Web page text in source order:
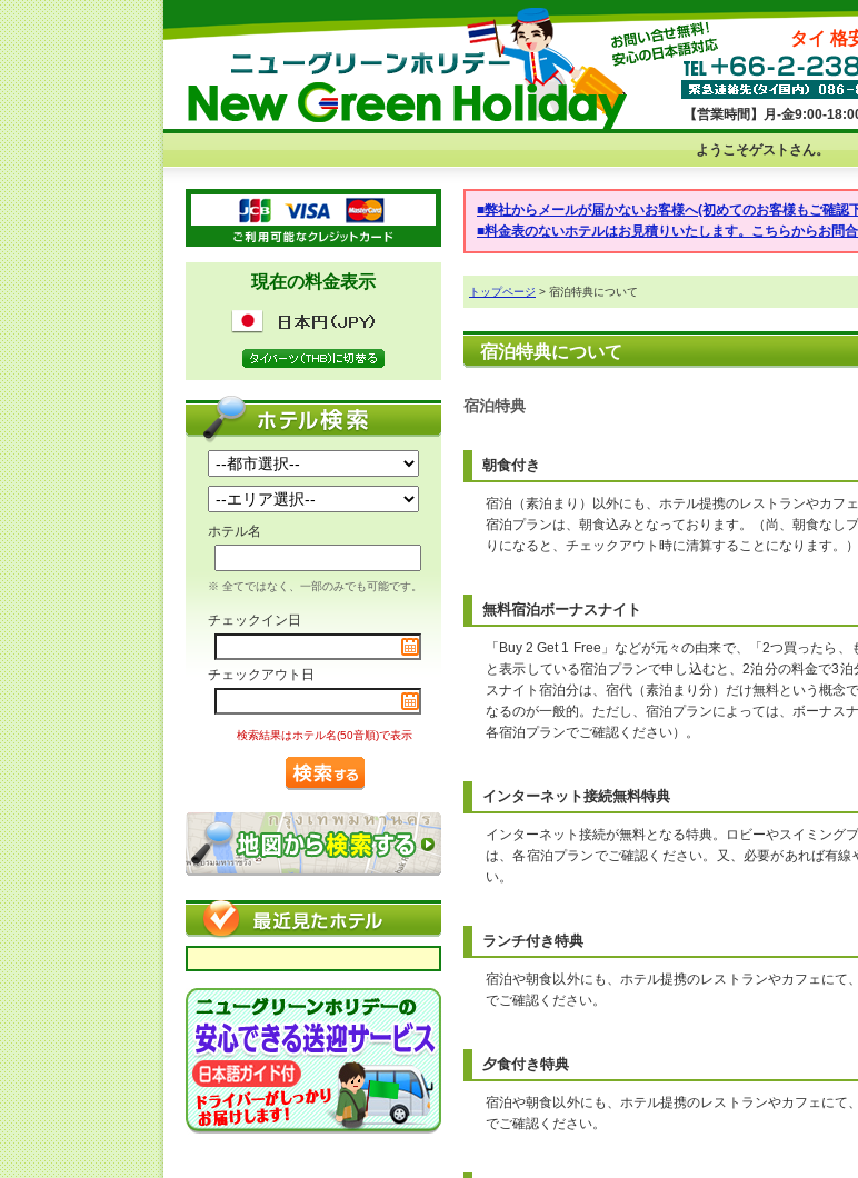
タイ 格
【営業時間】月-金9:00-
ようこそゲストさん。
現在の料金表示
ホテル名
※ 全てではなく、一部のみでも可能です。
チェックイン日
チェックアウト日
検索結果はホテル名(50音順)で表示
■弊社からメールが届かないお客様へ(初めてのお客様もご確認
■料金表のないホテルはお見積りいたします。こちらからお問合
トップページ > 宿泊特典について
宿泊特典について
宿泊特典
朝食付き
宿泊（素泊まり）以外にも、ホテル提携のレストランやカフ
宿泊プランは、朝食込みとなっております。（尚、朝食なし
りになると、チェックアウト時に清算することになります。）
無料宿泊ボーナスナイト
「Buy 2 Get 1 Free」などが元々の由来で、「2つ買ったら
と表示している宿泊プランで申し込むと、2泊分の料金で3
スナイト宿泊分は、宿代（素泊まり分）だけ無料という概念
なるのが一般的。ただし、宿泊プランによっては、ボーナス
各宿泊プランでご確認ください）。
インターネット接続無料特典
インターネット接続が無料となる特典。ロビーやスイミング
は、各宿泊プランでご確認ください。又、必要があれば有
い。
ランチ付き特典
宿泊や朝食以外にも、ホテル提携のレストランやカフェに
でご確認ください。
夕食付き特典
宿泊や朝食以外にも、ホテル提携のレストランやカフェに
でご確認ください。